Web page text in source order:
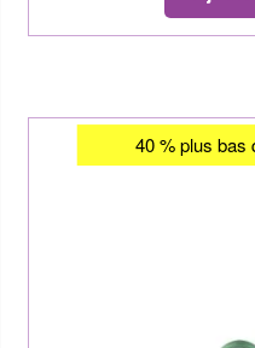
40 % plus bas